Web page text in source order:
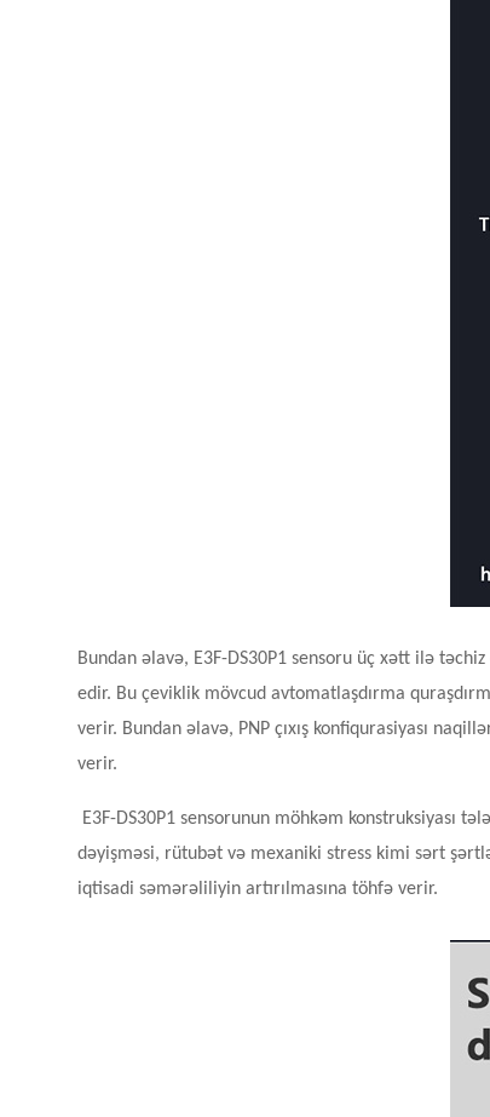
Bundan əlavə, E3F-DS30P1 sensoru üç xətt ilə
edir. Bu çeviklik mövcud avtomatlaşdırma
verir. Bundan əlavə, PNP çıxış konfiqurasiyası
verir.
E3F-DS30P1 sensorunun möhkəm konstruksiyası
dəyişməsi, rütubət və mexaniki stress kimi sərt
iqtisadi səmərəliliyin artırılmasına töhfə verir.